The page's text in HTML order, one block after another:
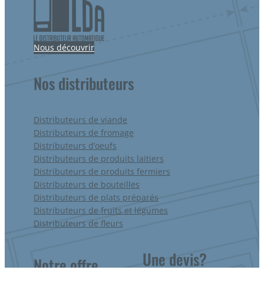
Nous découvrir
Nos distributeurs
Distributeurs de viande
Distributeurs de fromage
Distributeurs d’oeufs
Distributeurs de produits laitiers
Distributeurs de produits fermiers
Distributeurs de bouteilles
Distributeurs de plats préparés
Distributeurs de fruits et légumes
Distributeurs de fleurs
Notre offre Une devis?